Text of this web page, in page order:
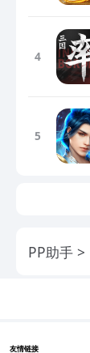
4
5
PP助手
友情链接